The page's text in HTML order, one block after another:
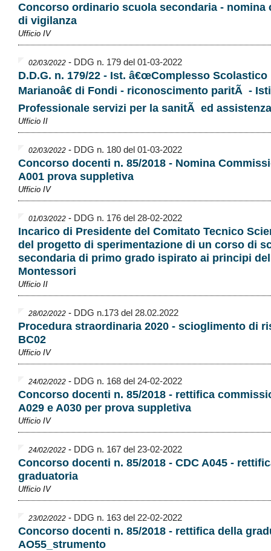
Concorso ordinario scuola secondaria - nomina
di vigilanza
Ufficio IV
02/03/2022 - DDG n. 179 del 01-03-2022
D.D.G. n. 179/22 - Ist. â€œComplesso Scolastico
Marianoâ€ di Fondi - riconoscimento paritÃ -
Professionale servizi per la sanitÃ ed
Ufficio II
02/03/2022 - DDG n. 180 del 01-03-2022
Concorso docenti n. 85/2018 - Nomina
A001 prova suppletiva
Ufficio IV
01/03/2022 - DDG n. 176 del 28-02-2022
Incarico di Presidente del Comitato Tecnico
del progetto di sperimentazione di un corso di
secondaria di primo grado ispirato ai principi
Montessori
Ufficio II
28/02/2022 - DDG n.173 del 28.02.2022
Procedura straordinaria 2020 - scioglimento di
BC02
Ufficio IV
24/02/2022 - DDG n. 168 del 24-02-2022
Concorso docenti n. 85/2018 - rettifica
A029 e A030 per prova suppletiva
Ufficio IV
24/02/2022 - DDG n. 167 del 23-02-2022
Concorso docenti n. 85/2018 - CDC A045 -
graduatoria
Ufficio IV
23/02/2022 - DDG n. 163 del 22-02-2022
Concorso docenti n. 85/2018 - rettifica della
AO55_strumento